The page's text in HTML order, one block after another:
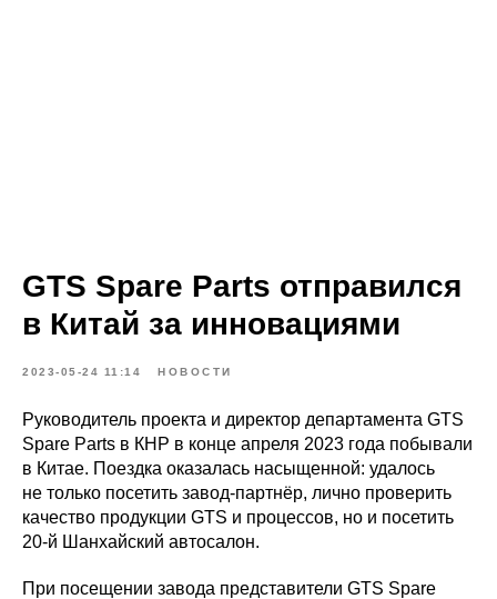
GTS Spare Parts отправился
в Китай за инновациями
2023-05-24 11:14 НОВОСТИ
Руководитель проекта и директор департамента GTS
Spare Parts в КНР в конце апреля 2023 года побывали
в Китае. Поездка оказалась насыщенной: удалось
не только посетить завод-партнёр, лично проверить
качество продукции GTS и процессов, но и посетить
20-й Шанхайский автосалон.
При посещении завода представители GTS Spare